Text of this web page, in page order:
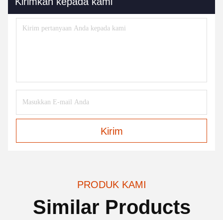
Kirim
PRODUK KAMI
Similar Products